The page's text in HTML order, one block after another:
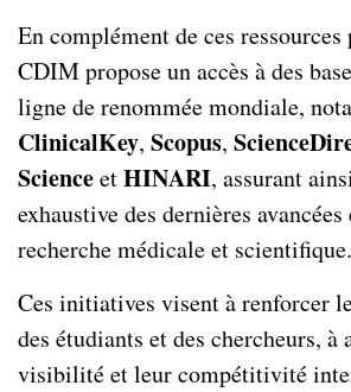
En complément de ces ressources
CDIM propose un accès à des
ligne de renommée mondiale,
ClinicalKey, Scopus,
ScienceetHINARI, assurant
exhaustive des dernières
recherche médicale et scientifique.
Ces initiatives visent à renforcer
des étudiants et des chercheurs,
visibilité et leur compétitivité